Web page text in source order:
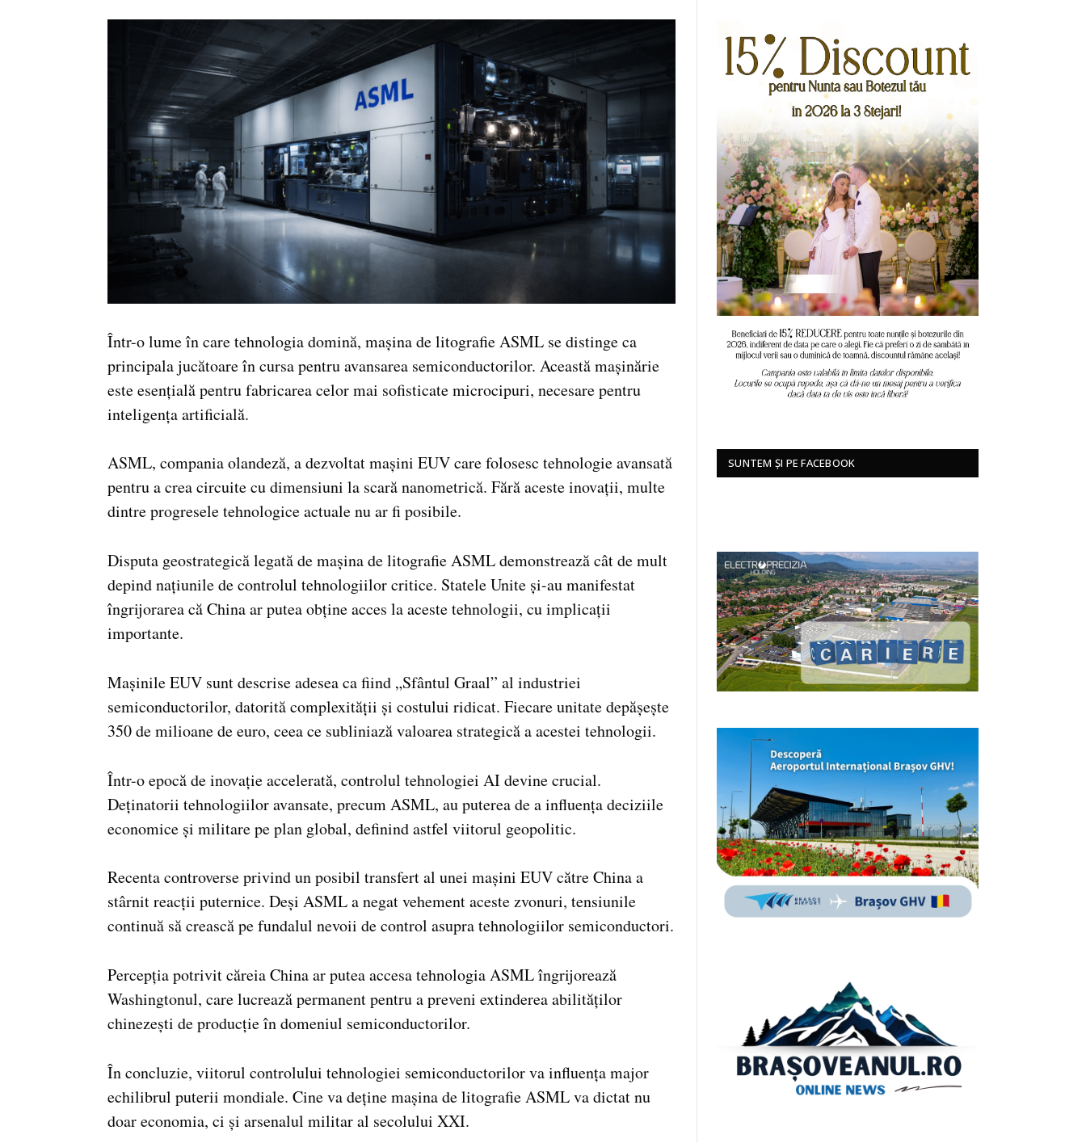
Într-o lume în care tehnologia domină, mașina de litografie ASML se distinge ca
principala jucătoare în cursa pentru avansarea semiconductorilor. Această mașinărie
este esențială pentru fabricarea celor mai sofisticate microcipuri, necesare pentru
inteligența artificială.
ASML, compania olandeză, a dezvoltat mașini EUV care folosesc tehnologie avansată
pentru a crea circuite cu dimensiuni la scară nanometrică. Fără aceste inovații, multe
dintre progresele tehnologice actuale nu ar fi posibile.
Disputa geostrategică legată de mașina de litografie ASML demonstrează cât de mult
depind națiunile de controlul tehnologiilor critice. Statele Unite și-au manifestat
îngrijorarea că China ar putea obține acces la aceste tehnologii, cu implicații
importante.
Mașinile EUV sunt descrise adesea ca fiind „Sfântul Graal” al industriei
semiconductorilor, datorită complexității și costului ridicat. Fiecare unitate depășește
350 de milioane de euro, ceea ce subliniază valoarea strategică a acestei tehnologii.
Într-o epocă de inovație accelerată, controlul tehnologiei AI devine crucial.
Deținatorii tehnologiilor avansate, precum ASML, au puterea de a influența deciziile
economice și militare pe plan global, definind astfel viitorul geopolitic.
Recenta controverse privind un posibil transfert al unei mașini EUV către China a
stârnit reacții puternice. Deși ASML a negat vehement aceste zvonuri, tensiunile
continuă să crească pe fundalul nevoii de control asupra tehnologiilor semiconductori.
Percepția potrivit căreia China ar putea accesa tehnologia ASML îngrijorează
Washingtonul, care lucrează permanent pentru a preveni extinderea abilităților
chinezești de producție în domeniul semiconductorilor.
În concluzie, viitorul controlului tehnologiei semiconductorilor va influența major
echilibrul puterii mondiale. Cine va deține mașina de litografie ASML va dictat nu
doar economia, ci și arsenalul militar al secolului XXI.
SUNTEM ȘI PE FACEBOOK